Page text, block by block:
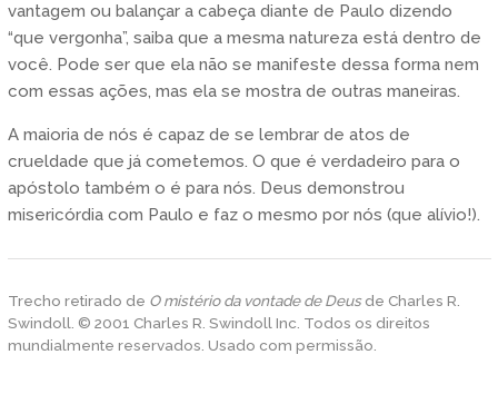
vantagem ou balançar a cabeça diante de Paulo dizendo
“que vergonha”, saiba que a mesma natureza está dentro de
você. Pode ser que ela não se manifeste dessa forma nem
com essas ações, mas ela se mostra de outras maneiras.
A maioria de nós é capaz de se lembrar de atos de
crueldade que já cometemos. O que é verdadeiro para o
apóstolo também o é para nós. Deus demonstrou
misericórdia com Paulo e faz o mesmo por nós (que alívio!).
Trecho retirado de O mistério da vontade de Deusde Charles R.
Swindoll. © 2001 Charles R. Swindoll Inc. Todos os direitos
mundialmente reservados. Usado com permissão.